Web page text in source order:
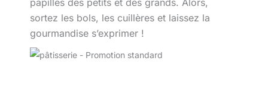
sortez les bols, les cuillères et laissez la
gourmandise s’exprimer !